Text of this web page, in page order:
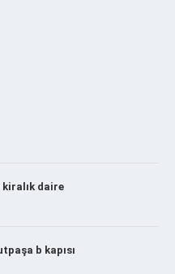
kiralık daire
b kapısı